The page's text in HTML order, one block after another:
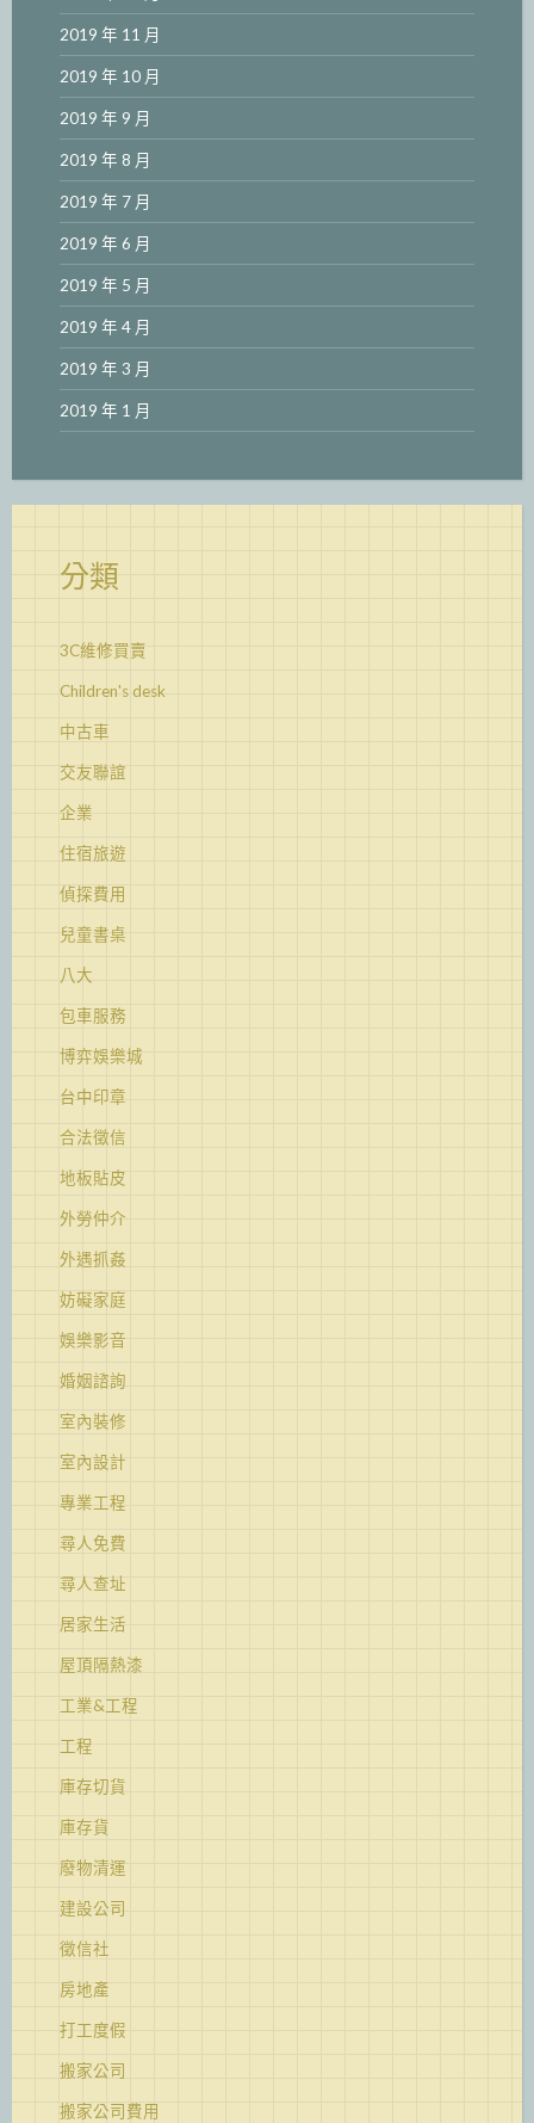
2019 年 11 月
2019 年 10 月
2019 年 9 月
2019 年 8 月
2019 年 7 月
2019 年 6 月
2019 年 5 月
2019 年 4 月
2019 年 3 月
2019 年 1 月
分類
3C維修買賣
Children's desk
中古車
交友聯誼
企業
住宿旅遊
偵探費用
兒童書桌
八大
包車服務
博弈娛樂城
台中印章
合法徵信
地板貼皮
外勞仲介
外遇抓姦
妨礙家庭
娛樂影音
婚姻諮詢
室內裝修
室內設計
專業工程
尋人免費
尋人查址
居家生活
屋頂隔熱漆
工業&工程
工程
庫存切貨
庫存貨
廢物清運
建設公司
徵信社
房地產
打工度假
搬家公司
搬家公司費用